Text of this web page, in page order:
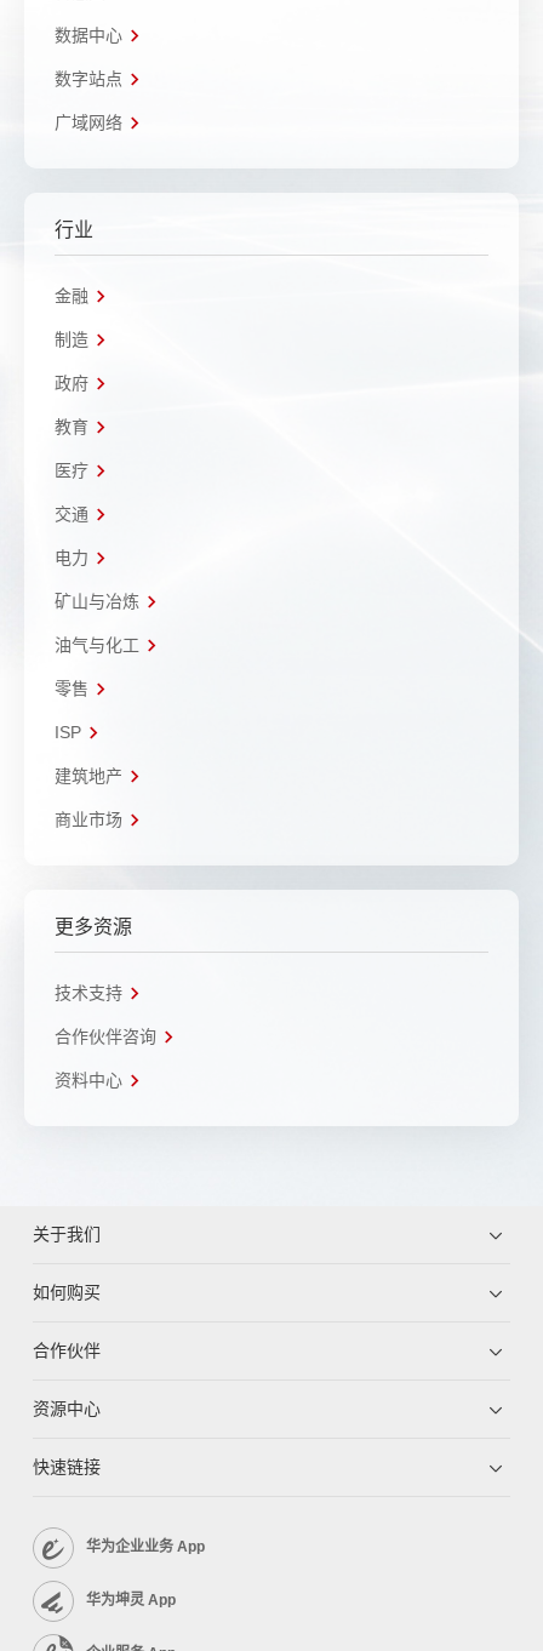
数据中心
数字站点
广域网络
行业
金融
制造
政府
教育
医疗
交通
电力
矿山与冶炼
油气与化工
零售
ISP
建筑地产
商业市场
更多资源
技术支持
合作伙伴咨询
资料中心
关于我们
如何购买
合作伙伴
资源中心
快速链接
华为企业业务 App
华为坤灵 App